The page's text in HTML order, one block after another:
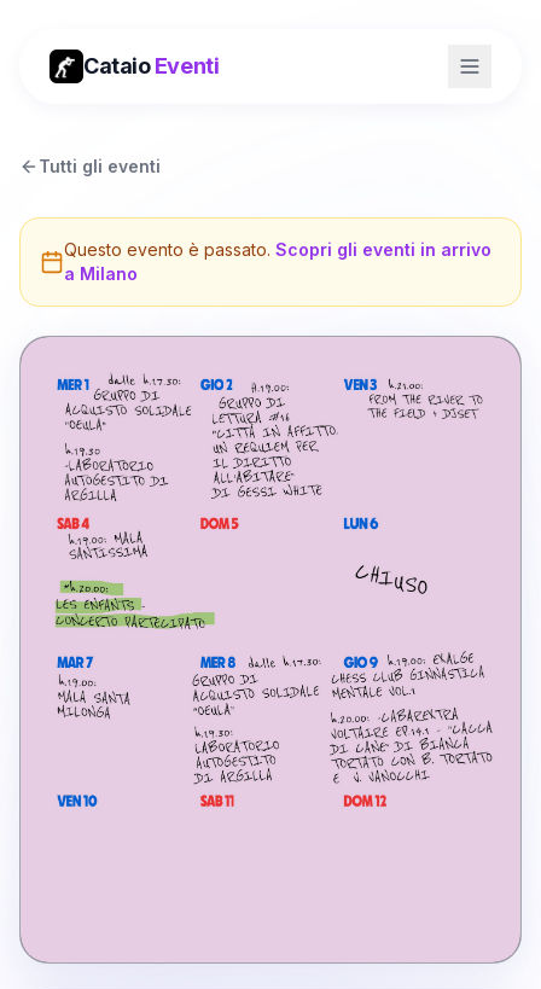
CataioEventi
Tutti gli eventi
Questo evento è passato. Scopri gli eventi in arrivo
a Milano